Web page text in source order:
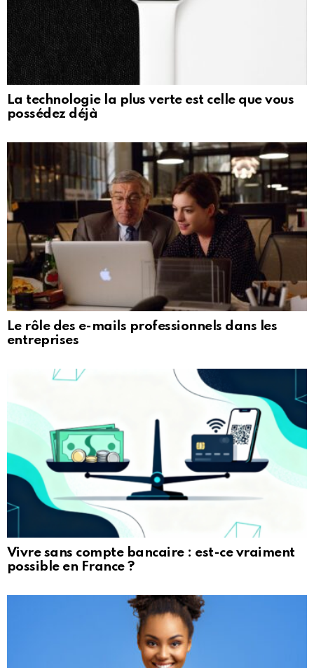
La technologie la plus verte est celle que vous
possédez déjà
Le rôle des e-mails professionnels dans les
entreprises
Vivre sans compte bancaire : est-ce vraiment
possible en France ?